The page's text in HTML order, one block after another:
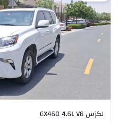
لكزس GX460 4.6L V8